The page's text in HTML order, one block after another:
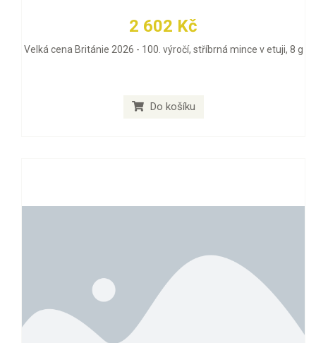
2 602 Kč
Velká cena Británie 2026 - 100. výročí, stříbrná mince v etuji, 8 g
Do košíku